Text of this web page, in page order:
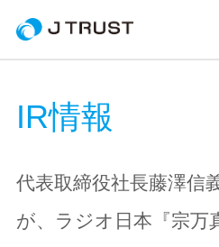
IR情報
代表取締役社長藤澤信
が、ラジオ日本『宗万